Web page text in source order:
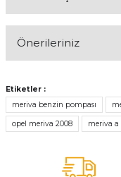
Önerileriniz
konularda yetersiz
tarafımıza iletebilirsiniz.
Görüş ve önerileriniz
Ürün resmi kalitesiz,
Ürün açıklamasında
Etiketler :
meriva benzin pompası
opel meriva 2008 meriva a